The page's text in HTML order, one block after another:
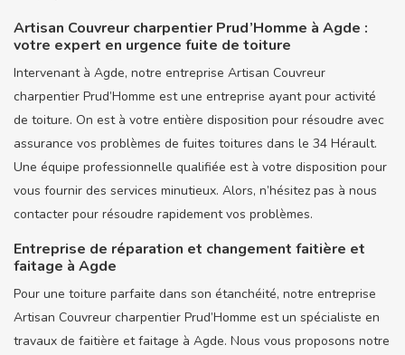
Artisan Couvreur charpentier Prud’Homme à Agde :
votre expert en urgence fuite de toiture
Intervenant à Agde, notre entreprise Artisan Couvreur
charpentier Prud’Homme est une entreprise ayant pour activité
de toiture. On est à votre entière disposition pour résoudre avec
assurance vos problèmes de fuites toitures dans le 34 Hérault.
Une équipe professionnelle qualifiée est à votre disposition pour
vous fournir des services minutieux. Alors, n’hésitez pas à nous
contacter pour résoudre rapidement vos problèmes.
Entreprise de réparation et changement faitière et
faitage à Agde
Pour une toiture parfaite dans son étanchéité, notre entreprise
Artisan Couvreur charpentier Prud’Homme est un spécialiste en
travaux de faitière et faitage à Agde. Nous vous proposons notre